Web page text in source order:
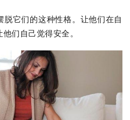
它们的这种性格。让他们在自
们自己觉得安全。